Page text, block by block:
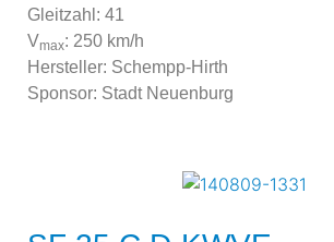
Gleitzahl: 41
Vmax: 250 km/h
Hersteller: Schempp-Hirth
Sponsor: Stadt Neuenburg